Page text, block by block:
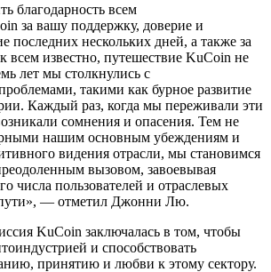
благодарность всем
за вашу поддержку, доверие и
последних нескольких дней, а также за
всем известно, путешествие KuCoin не
лет мы столкнулись с
такими как бурное развитие
Каждый раз, когда мы переживали эти
сомнения и опасения. Тем не
нашим основным убеждениям и
видения отрасли, мы становимся
вызовом, завоевывая
числа пользователей и отраслевых
пути», — отметил Джонни Лю.
KuCoin заключалась в том, чтобы
и способствовать
принятию и любви к этому сектору.